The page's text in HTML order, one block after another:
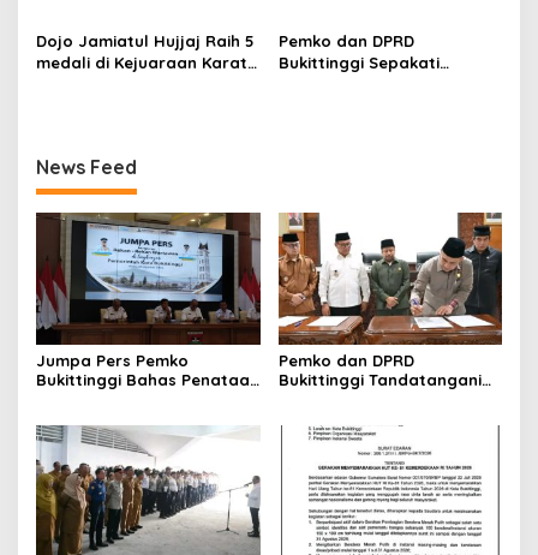
PP, GMNI Bukittinggi
Kecewa Wali Kota dan
DPRD Tak Hadir Temui
Festival Komite Pemula
Berat 40 Kg dalam
Kejuaraan Karate Jam
Dojo Jamiatul Hujjaj Raih 5
medali di Kejuaraan Karate
Pemko dan DPRD
Bukittinggi Sepakati
News Feed
Jumpa Pers Pemko
Bukittinggi Bahas Penataan
Pemko dan DPRD
Bukittinggi Tandatangani
2026